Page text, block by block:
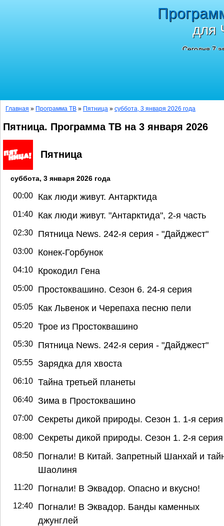
для
Сегодня 7
Главная » Программа ТВ » Пятница » суббота, 3 января 2026 года
Пятница. Программа ТВ на 3 января 2026
Пятница
суббота, 3 января 2026 года
00:00 Как люди живут. Антарктида
01:40 Как люди живут. "Антарктида", 2-я часть
02:30 Пятница News. 242-я серия - "Дайджест"
03:00 Конек-Горбунок
04:10 Крокодил Гена
05:00 Простоквашино. Сезон 6. 24-я серия
05:05 Как Львенок и Черепаха песню пели
05:20 Трое из Простоквашино
05:30 Пятница News. 242-я серия - "Дайджест"
05:55 Зарядка для хвоста
06:10 Тайна третьей планеты
06:40 Зима в Простоквашино
07:00 Секреты дикой природы. Сезон 1. 1-я серия
08:00 Секреты дикой природы. Сезон 1. 2-я серия
08:50
Погнали! В Китай. Запретный Шанхай и
Шаолиня
11:20 Погнали! В Эквадор. Опасно и вкусно!
12:40
Погнали! В Эквадор. Банды каменных
джунглей